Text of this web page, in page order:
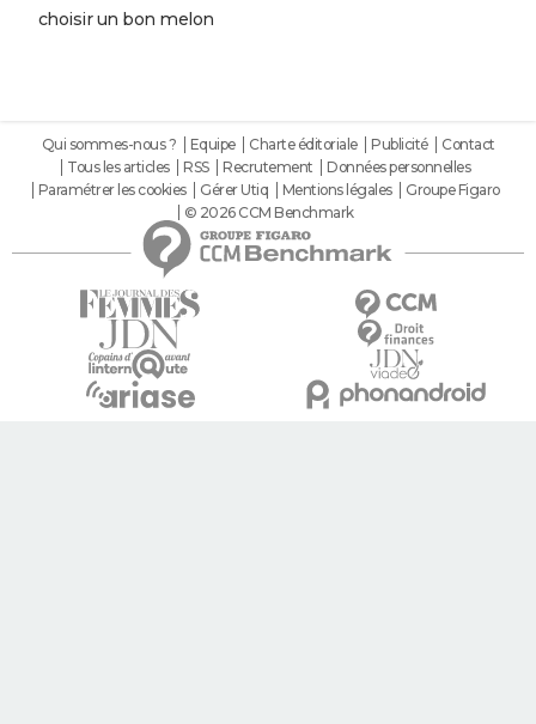
choisir un bon melon
Qui sommes-nous ? Equipe Charte éditoriale Publicité
Contact
Tous les articles
RSS Recrutement
Données personnelles
Paramétrer les cookies
Gérer Utiq Mentions légales
Groupe Figaro
© 2026 CCM Benchmark